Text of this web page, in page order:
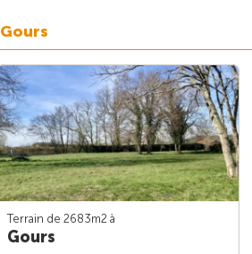
Gours
Terrain de 2683m2 à
Gours